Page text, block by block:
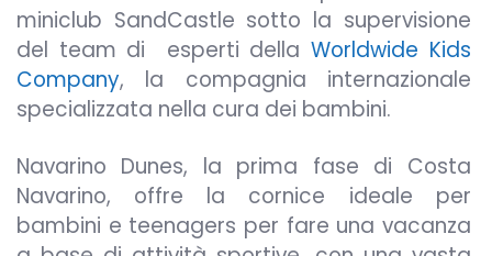
miniclub SandCastle sotto la supervisione
del team di esperti dellaWorldwide Kids
Company, la compagnia internazionale
specializzata nella cura dei bambini.
Navarino Dunes, la prima fase di Costa
Navarino, offre la cornice ideale per
bambini e teenagers per fare una vacanza